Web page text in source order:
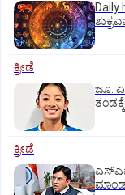
Daily
ಕ್ರೀಡೆ
ಜೂ.
ಕ್ರೀಡೆ